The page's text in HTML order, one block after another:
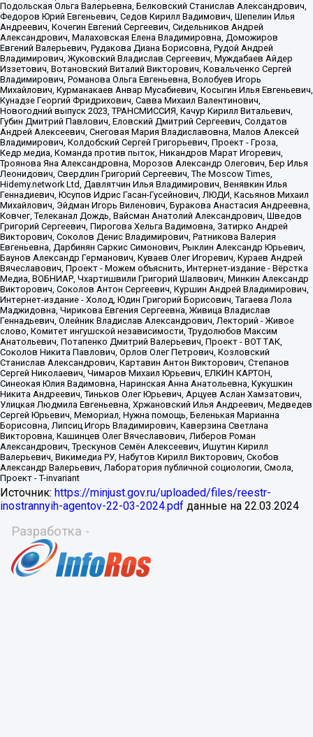
Источник: https://minjust.gov.ru/uploaded/files/reestr-
inostrannyih-agentov-22-03-2024.pdf данные на 22.03.2024
Разработка -